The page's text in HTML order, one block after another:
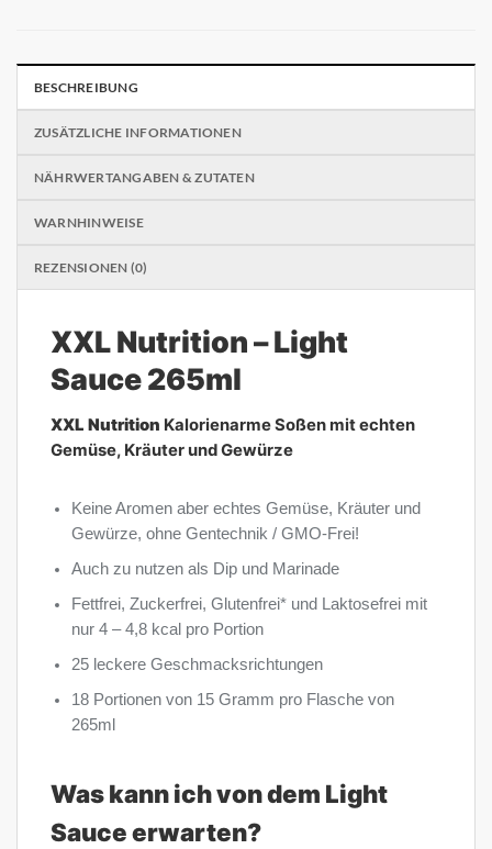
BESCHREIBUNG
ZUSÄTZLICHE INFORMATIONEN
NÄHRWERTANGABEN & ZUTATEN
WARNHINWEISE
REZENSIONEN (0)
XXL Nutrition – Light
Sauce 265ml
XXL Nutrition Kalorienarme Soßen mit echten
Gemüse, Kräuter und Gewürze
Keine Aromen aber echtes Gemüse, Kräuter und
Gewürze, ohne Gentechnik / GMO-Frei!
Auch zu nutzen als Dip und Marinade
Fettfrei, Zuckerfrei, Glutenfrei* und Laktosefrei mit
nur 4 – 4,8 kcal pro Portion
25 leckere Geschmacksrichtungen
18 Portionen von 15 Gramm pro Flasche von
265ml
Was kann ich von dem Light
Sauce erwarten?